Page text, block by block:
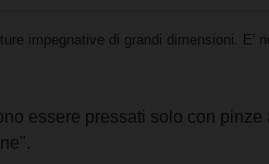
impegnative di grandi dimensioni. E'
essere pressati solo con